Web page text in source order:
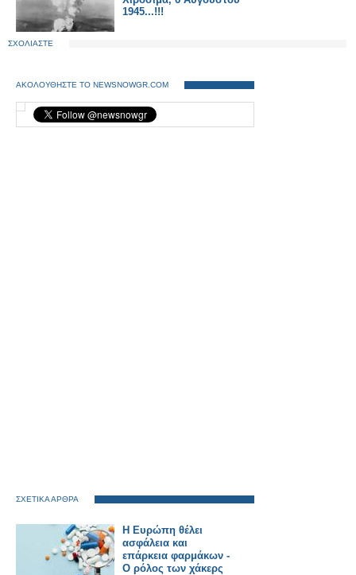
1945...!!!
ΣΧΟΛΙΑΣΤΕ
ΑΚΟΛΟΥΘΗΣΤΕ ΤΟ NEWSNOWGR.COM
ΣΧΕΤΙΚΑ ΑΡΘΡΑ
Η Ευρώπη θέλει
ασφάλεια και
επάρκεια φαρμάκων -
Ο ρόλος των χάκερς